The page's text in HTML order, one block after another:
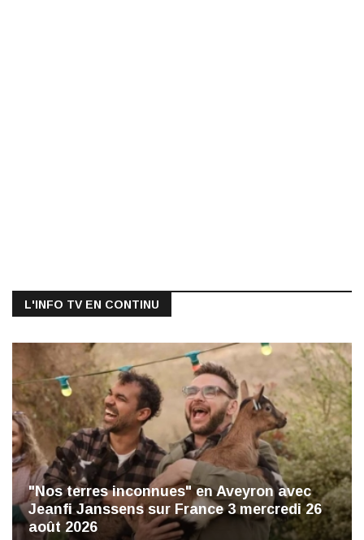
L'INFO TV EN CONTINU
"Nos terres inconnues" en Aveyron avec
Jeanfi Janssens sur France 3 mercredi 26
août 2026